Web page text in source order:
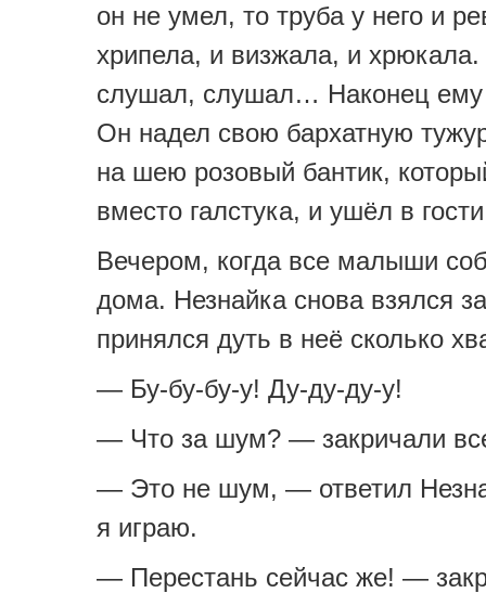
он не умел, то труба у него и
хрипела, и визжала, и хрюкала.
слушал, слушал… Наконец ему
Он надел свою бархатную
на шею розовый бантик,
вместо галстука, и ушёл в
Вечером, когда все малыши
дома. Незнайка снова взялся
принялся дуть в неё сколько
— Бу-бу-бу-у! Ду-ду-ду-у!
— Что за шум? — закричали
— Это не шум, — ответил
я играю.
— Перестань сейчас же! —